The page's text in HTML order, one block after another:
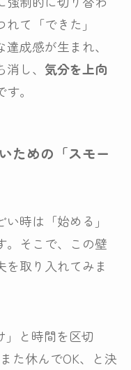
て「できた」
成感が生まれ、
し、 気分を上向
。
ための「スモー
時は「始める」
。そこで、この壁
を取り入れてみま
」と時間を区切
た休んでOK、と決